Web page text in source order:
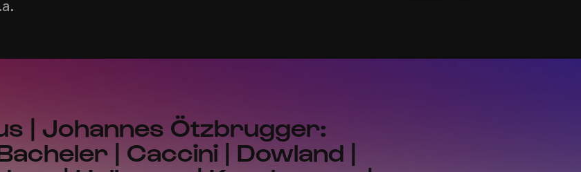
| Johannes Ötzbrugger:
| Caccini | Dowland |